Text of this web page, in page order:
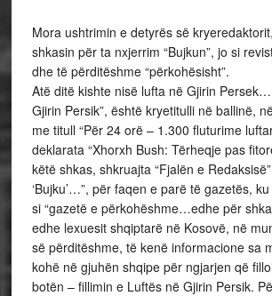
Mora ushtrimin e detyrës së
shkasin për ta nxjerrim “Bujkun”, jo si
dhe të përditëshme “përkohësisht”.
Atë ditë kishte nisë lufta në Gjirin
Gjirin Persik”, është kryetitulli në ballinë,
me titull “Për 24 orë – 1.300 fluturime
deklarata “Xhorxh Bush: Tërheqje pas
këtë shkas, shkruajta “Fjalën e
‘Bujku’…”, për faqen e parë të gazetës,
si “gazetë e përkohëshme…edhe për
edhe lexuesit shqiptarë në Kosovë, në
së përditëshme, të kenë informacione sa
kohë në gjuhën shqipe për ngjarjen që
botën – fillimin e Luftës në Gjirin Persik.